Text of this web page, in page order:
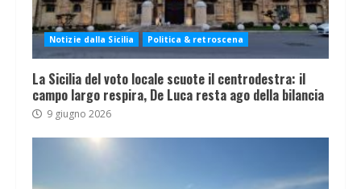
Notizie dalla Sicilia Politica & retroscena
La Sicilia del voto locale scuote il centrodestra: il
campo largo respira, De Luca resta ago della bilancia
9 giugno 2026